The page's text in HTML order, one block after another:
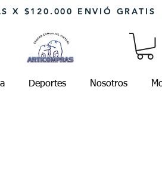
X $120.000 ENVIÓ GRATIS
Deportes Nosotros